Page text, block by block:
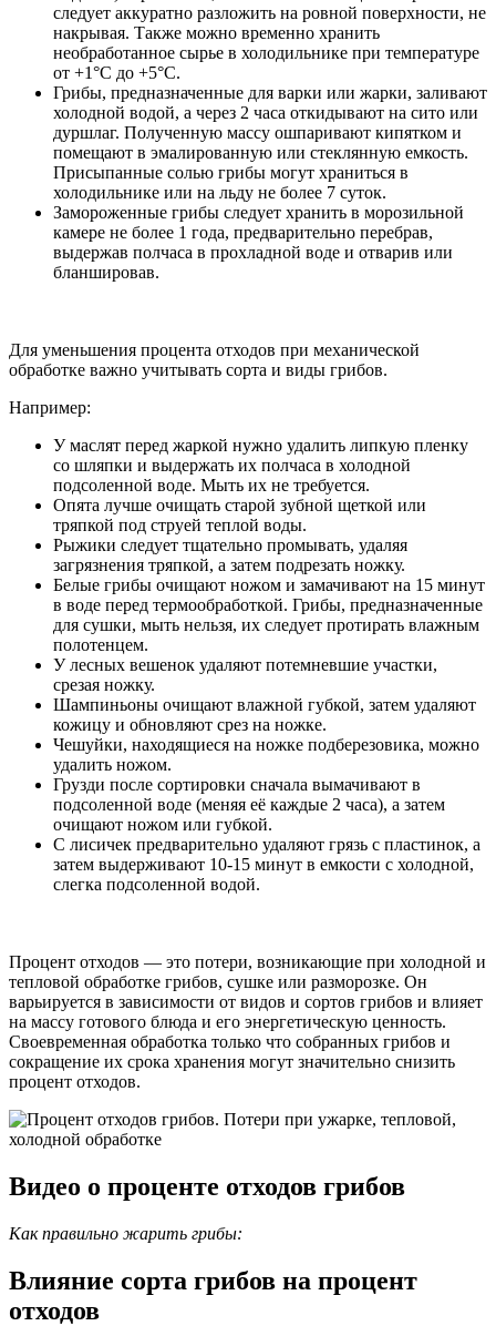
следует аккуратно разложить на ровной поверхности, не
накрывая. Также можно временно хранить
необработанное сырье в холодильнике при температуре
от +1°С до +5°С.
Грибы, предназначенные для варки или жарки, заливают
холодной водой, а через 2 часа откидывают на сито или
дуршлаг. Полученную массу ошпаривают кипятком и
помещают в эмалированную или стеклянную емкость.
Присыпанные солью грибы могут храниться в
холодильнике или на льду не более 7 суток.
Замороженные грибы следует хранить в морозильной
камере не более 1 года, предварительно перебрав,
выдержав полчаса в прохладной воде и отварив или
бланшировав.
Для уменьшения процента отходов при механической
обработке важно учитывать сорта и виды грибов.
Например:
У маслят перед жаркой нужно удалить липкую пленку
со шляпки и выдержать их полчаса в холодной
подсоленной воде. Мыть их не требуется.
Опята лучше очищать старой зубной щеткой или
тряпкой под струей теплой воды.
Рыжики следует тщательно промывать, удаляя
загрязнения тряпкой, а затем подрезать ножку.
Белые грибы очищают ножом и замачивают на 15 минут
в воде перед термообработкой. Грибы, предназначенные
для сушки, мыть нельзя, их следует протирать влажным
полотенцем.
У лесных вешенок удаляют потемневшие участки,
срезая ножку.
Шампиньоны очищают влажной губкой, затем удаляют
кожицу и обновляют срез на ножке.
Чешуйки, находящиеся на ножке подберезовика, можно
удалить ножом.
Грузди после сортировки сначала вымачивают в
подсоленной воде (меняя её каждые 2 часа), а затем
очищают ножом или губкой.
С лисичек предварительно удаляют грязь с пластинок, а
затем выдерживают 10-15 минут в емкости с холодной,
слегка подсоленной водой.
Процент отходов — это потери, возникающие при холодной и
тепловой обработке грибов, сушке или разморозке. Он
варьируется в зависимости от видов и сортов грибов и влияет
на массу готового блюда и его энергетическую ценность.
Своевременная обработка только что собранных грибов и
сокращение их срока хранения могут значительно снизить
процент отходов.
Видео о проценте отходов грибов
Как правильно жарить грибы:
Влияние сорта грибов на процент
отходов